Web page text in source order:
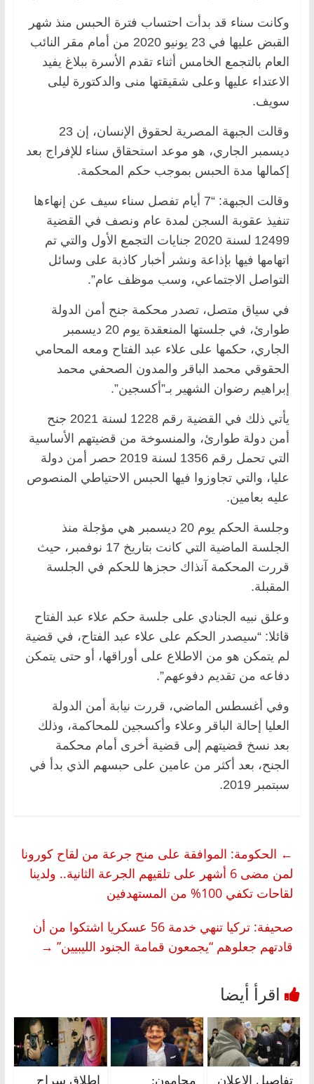
وكانت سناء قد بدأت احتساب فترة الحبس منذ شهر
القبض عليها في 23 يونيو 2020 من أمام مقر النائب
العام بالتجمع الخامس أثناء تقدم الأسرة ببلاغ يفيد
الاعتداء عليها وعلى شقيقتها منى والدكتورة ليلى
سويف.
وقالت الجبهة المصرية لحقوق الإنسان، إن 23
ديسمبر الجاري، هو موعد استحقاق سناء للإفراج بعد
إكمالها مدة الحبس بموجب حكم المحكمة.
وقالت الجبهة: “7 أيام تفصل سناء سيف عن إنهاءها
تنفيذ عقوبة السجن لمدة عام ونصف في القضية
12499 لسنة 2020 جنايات التجمع الأول والتي تم
اتهامها فيها بإذاعة ونشر أخبار كاذبة على وسائل
التواصل الاجتماعي، وسب موظف عام”.
في سياق متصل، تصدر محكمة جنح أمن الدولة
طوارئ، في جلستها المنعقدة يوم 20 ديسمبر
الجاري، حكمها على علاء عبد الفتاح ومعه المحامي
الحقوقي محمد الباقر والمدون الصحفي محمد
إبراهيم رضوان الشهير بـ”أكسجين”.
يأتي ذلك في القضية رقم 1228 لسنة 2021 جنح
أمن دولة طوارئ، والمنسوخة من قضيتهم الأساسية
التي تحمل رقم 1356 لسنة 2019 حصر أمن دولة
عليا، والتي تجاوزوا فيها الحبس الاحتياطي المنصوص
عليه بعامين.
وجلسة الحكم يوم 20 ديسمبر هي مؤجلة منذ
الجلسة الماضية التي كانت بتاريخ 17 نوفمبر، حيث
قررت المحكمة آنذاك حجزها للحكم في الجلسة
المقبلة.
وعلق نبيه الجنادي على جلسة حكم علاء عبد الفتاح
قائلا: “سيصدر الحكم على علاء عبد الفتاح، في قضية
لم يتمكن هو من الاطلاع على أوراقها، أو حتى يتمكن
دفاعه من تقديم دفوعهم”.
وفي أغسطس الماضي، قررت نيابة أمن الدولة
العليا إحالة الباقر وعلاء وأكسجين للمحاكمة، وذلك
بعد نسخ قضيتهم إلى قضية أخرى أمام محكمة
الجنح، بعد أكثر من عامين على حبسهم الذي بدأ في
سبتمبر 2019.
← الحكومة: الموافقة على منح جرعة من لقاح كورونا
لمن مضى 6 أشهر على تلقيهم الجرعة الثانية.. ولدينا
لقاحات تكفي 100% من المستهدفين
صحيفة: تركيا تنهي خدمة 56 عسكريا اشتكوا من أن
قادتهم جعلوهم “يجمعون قمامة الجنود الليبيين” →
تفاصيل الإعلان محامون: إطلاق سراح